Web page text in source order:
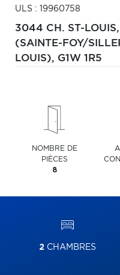
ULS : 19960758
3044 CH. ST-
(SAINTE-FOY/
LOUIS), G1W 1R5
NOMBRE DE
PIÈCES
8
2CHAMBRES